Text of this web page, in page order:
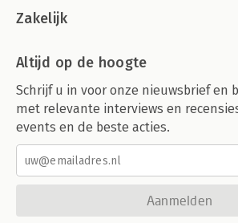
Zakelijk
Altijd op de hoogte
Schrijf u in voor onze nieuwsbrief en
met relevante interviews en
events en de beste acties.
Aanmelden